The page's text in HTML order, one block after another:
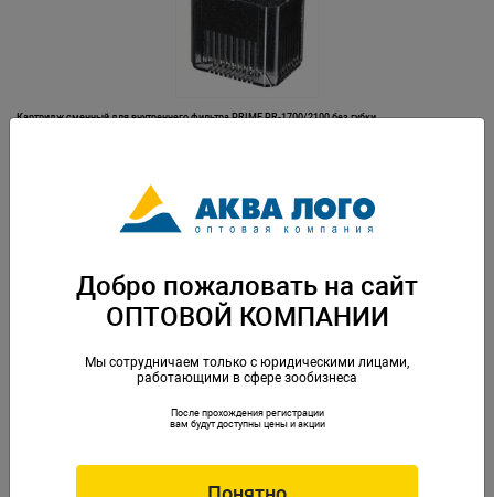
Картридж сменный для внутреннего фильтра PRIME PR-1700/2100 без губки
Картридж сменный для внутреннего фильтра PRIME PR-800 без губки
Добро пожаловать на сайт
ОПТОВОЙ КОМПАНИИ
Мы сотрудничаем только с юридическими лицами,
работающими в сфере зообизнеса
После прохождения регистрации
вам будут доступны цены и акции